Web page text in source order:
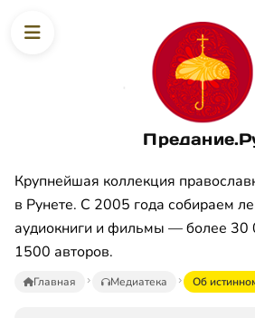
Крупнейшая коллекция
в Рунете. С 2005 года собираем
аудиокниги и фильмы — более 30
1500 авторов.
Главная Медиатека Об